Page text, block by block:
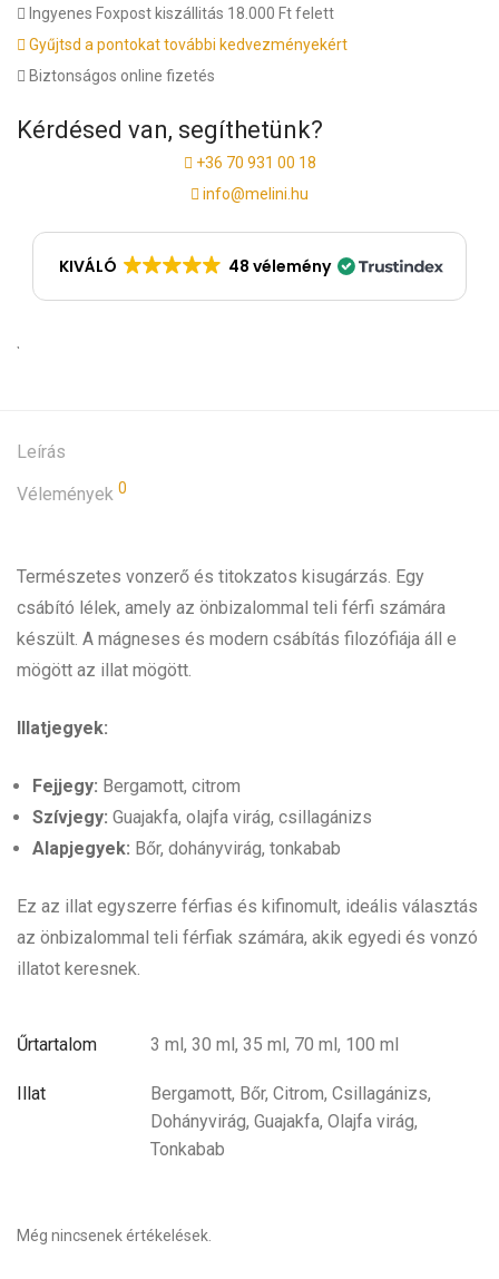
Ingyenes Foxpost kiszállitás 18.000 Ft felett
Gyűjtsd a pontokat további kedvezményekért
Biztonságos online fizetés
Kérdésed van, segíthetünk?
+36 70 931 00 18
info@melini.hu
KIVÁLÓ 48 vélemény
Leírás
Vélemények 0
Természetes vonzerő és titokzatos kisugárzás. Egy
csábító lélek, amely az önbizalommal teli férfi számára
készült. A mágneses és modern csábítás filozófiája áll e
mögött az illat mögött.
Illatjegyek:
Fejjegy: Bergamott, citrom
Szívjegy: Guajakfa, olajfa virág, csillagánizs
Alapjegyek: Bőr, dohányvirág, tonkabab
Ez az illat egyszerre férfias és kifinomult, ideális választás
az önbizalommal teli férfiak számára, akik egyedi és vonzó
illatot keresnek.
Űrtartalom 3 ml, 30 ml, 35 ml, 70 ml, 100 ml
Illat
Bergamott, Bőr, Citrom, Csillagánizs,
Dohányvirág, Guajakfa, Olajfa virág,
Tonkabab
Még nincsenek értékelések.